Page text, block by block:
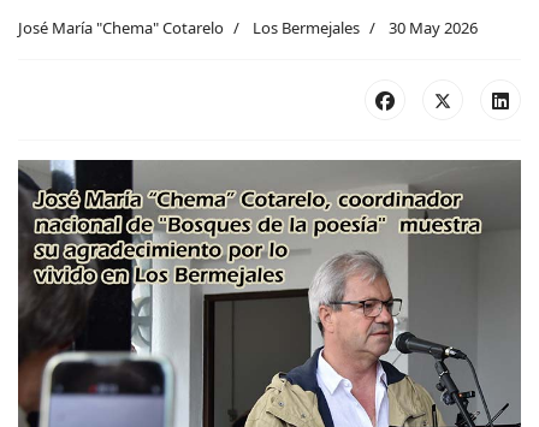
José María "Chema" Cotarelo Los Bermejales 30 May 2026